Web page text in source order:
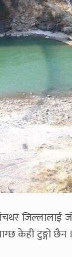
जिल्लालाई
केही टुङ्गो छैन